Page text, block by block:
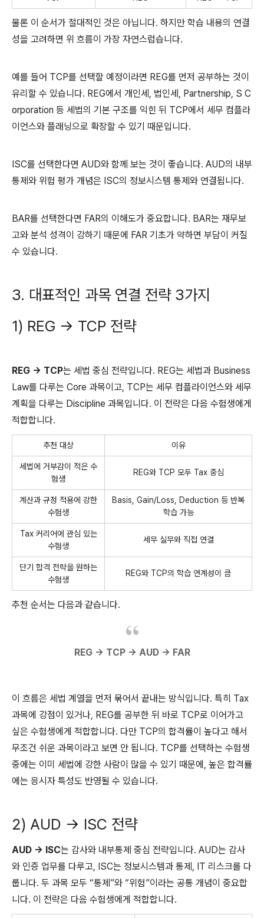
물론 이 순서가 절대적인 것은 아닙니다. 하지만 학습 내용의 연결
성을 고려하면 위 흐름이 가장 자연스럽습니다.
예를 들어 TCP를 선택할 예정이라면 REG를 먼저 공부하는 것이
유리할 수 있습니다. REG에서 개인세, 법인세, Partnership, S C
orporation 등 세법의 기본 구조를 익힌 뒤 TCP에서 세무 컴플라
이언스와 플래닝으로 확장할 수 있기 때문입니다.
ISC를 선택한다면 AUD와 함께 보는 것이 좋습니다. AUD의 내부
통제와 위험 평가 개념은 ISC의 정보시스템 통제와 연결됩니다.
BAR를 선택한다면 FAR의 이해도가 중요합니다. BAR는 재무보
고와 분석 성격이 강하기 때문에 FAR 기초가 약하면 부담이 커질
수 있습니다.
3. 대표적인 과목 연결 전략 3가지
1) REG → TCP 전략
REG → TCP는 세법 중심 전략입니다. REG는 세법과 Business
Law를 다루는 Core 과목이고, TCP는 세무 컴플라이언스와 세무
계획을 다루는 Discipline 과목입니다. 이 전략은 다음 수험생에게
적합합니다.
추천 대상 이유
세법에 거부감이 적은 수
험생
REG와 TCP 모두 Tax 중심
계산과 규정 적용에 강한
수험생
Basis, Gain/Loss, Deduction 등 반복
학습 가능
Tax 커리어에 관심 있는
수험생
세무 실무와 직접 연결
단기 합격 전략을 원하는
수험생
REG와 TCP의 학습 연계성이 큼
추천 순서는 다음과 같습니다.
REG → TCP → AUD → FAR
이 흐름은 세법 계열을 먼저 묶어서 끝내는 방식입니다. 특히 Tax
과목에 강점이 있거나, REG를 공부한 뒤 바로 TCP로 이어가고
싶은 수험생에게 적합합니다. 다만 TCP의 합격률이 높다고 해서
무조건 쉬운 과목이라고 보면 안 됩니다. TCP를 선택하는 수험생
중에는 이미 세법에 강한 사람이 많을 수 있기 때문에, 높은 합격률
에는 응시자 특성도 반영될 수 있습니다.
2) AUD → ISC 전략
AUD → ISC는 감사와 내부통제 중심 전략입니다. AUD는 감사
와 인증 업무를 다루고, ISC는 정보시스템과 통제, IT 리스크를 다
룹니다. 두 과목 모두 “통제”와 “위험”이라는 공통 개념이 중요합
니다. 이 전략은 다음 수험생에게 적합합니다.